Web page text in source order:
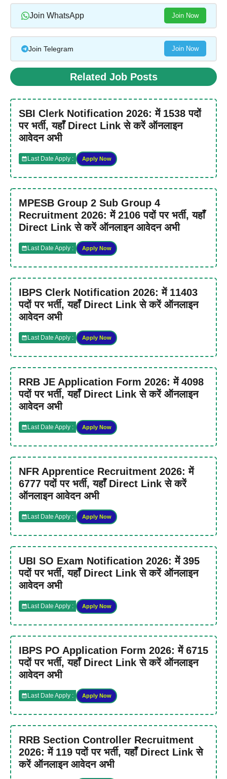
Join WhatsApp Join Now
Join Telegram Join Now
Related Job Posts
SBI Clerk Notification 2026: में 1538 पदों
पर भर्ती, यहाँ Direct Link से करें ऑनलाइन
आवेदन अभी
Last Date Apply : Apply Now
MPESB Group 2 Sub Group 4
Recruitment 2026: में 2106 पदों पर भर्ती, यहाँ
Direct Link से करें ऑनलाइन आवेदन अभी
Last Date Apply : Apply Now
IBPS Clerk Notification 2026: में 11403
पदों पर भर्ती, यहाँ Direct Link से करें ऑनलाइन
आवेदन अभी
Last Date Apply : Apply Now
RRB JE Application Form 2026: में 4098
पदों पर भर्ती, यहाँ Direct Link से करें ऑनलाइन
आवेदन अभी
Last Date Apply : Apply Now
NFR Apprentice Recruitment 2026: में
6777 पदों पर भर्ती, यहाँ Direct Link से करें
ऑनलाइन आवेदन अभी
Last Date Apply : Apply Now
UBI SO Exam Notification 2026: में 395
पदों पर भर्ती, यहाँ Direct Link से करें ऑनलाइन
आवेदन अभी
Last Date Apply : Apply Now
IBPS PO Application Form 2026: में 6715
पदों पर भर्ती, यहाँ Direct Link से करें ऑनलाइन
आवेदन अभी
Last Date Apply : Apply Now
RRB Section Controller Recruitment
2026: में 119 पदों पर भर्ती, यहाँ Direct Link से
करें ऑनलाइन आवेदन अभी